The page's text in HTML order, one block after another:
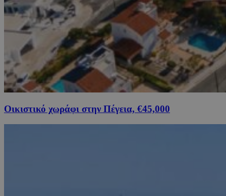
Οικιστικό χωράφι στην Πέγεια, €45,000